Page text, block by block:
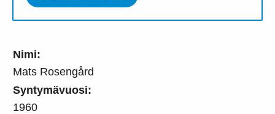
Nimi:
Mats Rosengård
Syntymävuosi:
1960